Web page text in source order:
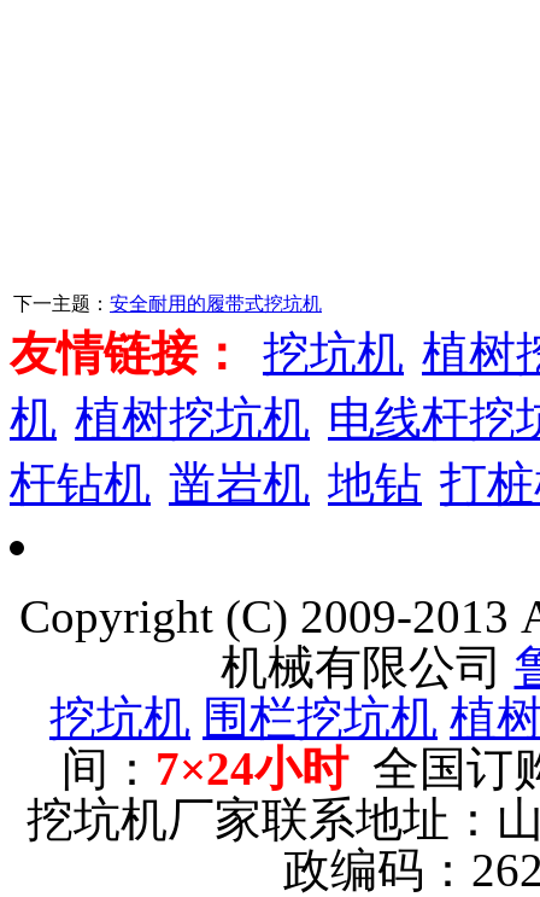
下一主题： 安全耐用的履带式挖坑机
友情链接： 挖坑机 植树
机 植树挖坑机 电线杆挖
杆钻机 凿岩机 地钻 打
Copyright (C) 2009-2013
机械有限公司
挖坑机 围栏挖坑机 植
间： 7×24小时全国订
挖坑机厂家联系地址：
政编码：